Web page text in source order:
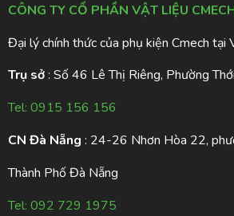
CÔNG TY CỔ PHẦN VẬT LIỆU
Đại lý chính thức của phụ kiện Cmech tại
Trụ sở: Số 46 Lê Thị Riêng, Phường
Tel: 0915 156 156
CN Đà Nẵng : 24-26 Nhơn Hòa 22,
Thành Phố Đà Nẵng
Tel: 092 729 1975